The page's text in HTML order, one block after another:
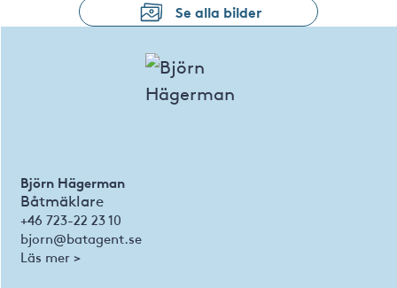
Se alla bilder
Björn Hägerman
Båtmäklare
+46 723-22 23 10
bjorn@batagent.se
Läs mer >